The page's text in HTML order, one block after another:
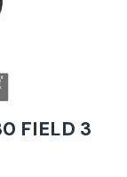
FIELD 3